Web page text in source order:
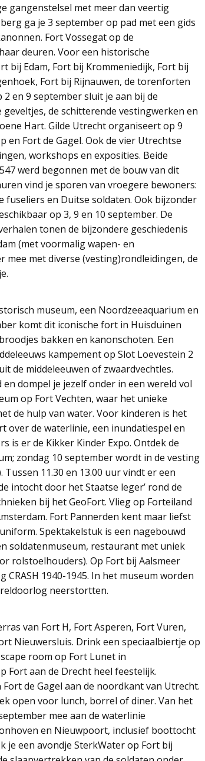
gangenstelsel met meer dan veertig
ga je 3 september op pad met een gids
Fort Vossegat op de
deuren. Voor een historische
bij Edam, Fort bij Krommeniedijk, Fort bij
Fort bij Rijnauwen, de torenforten
en 9 september sluit je aan bij de
de schitterende vestingwerken en
Hart. Gilde Utrecht organiseert op 9
Fort de Gagel. Ook de vier Utrechtse
workshops en exposities. Beide
werd begonnen met de bouw van dit
vind je sporen van vroegere bewoners:
fuseliers en Duitse soldaten. Ook bijzonder
op 3, 9 en 10 september. De
tonen de bijzondere geschiedenis
(met voormalig wapen- en
mee met diverse (vesting)rondleidingen, de
museum, een Noordzeeaquarium en
komt dit iconische fort in Huisduinen
bakken en kanonschoten. Een
kampement op Slot Loevestein 2
de middeleeuwen of zwaardvechtles.
dompel je jezelf onder in een wereld vol
op Fort Vechten, waar het unieke
de hulp van water. Voor kinderen is het
over de waterlinie, een inundatiespel en
is er de Kikker Kinder Expo. Ontdek de
zondag 10 september wordt in de vesting
11.30 en 13.00 uur vindt er een
intocht door het Staatse leger’ rond de
bij het GeoFort. Vlieg op Forteiland
Fort Pannerden kent maar liefst
Spektakelstuk is een nagebouwd
soldatenmuseum, restaurant met uniek
rolstoelhouders). Op Fort bij Aalsmeer
1940-1945. In het museum worden
neerstortten.
van Fort H, Fort Asperen, Fort Vuren,
Nieuwersluis. Drink een speciaalbiertje op
room op Fort Lunet in
Fort aan de Drecht heel feestelijk.
de Gagel aan de noordkant van Utrecht.
open voor lunch, borrel of diner. Van het
mee aan de waterlinie
en Nieuwpoort, inclusief boottocht
je een avondje SterkWater op Fort bij